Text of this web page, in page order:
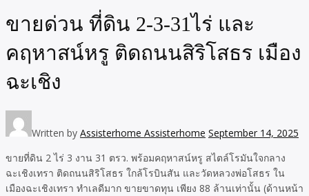
ขายด่วน ที่ดิน 2-3-31ไร่ และ
คฤหาสน์หรู ติดถนนสิริโสธร เมือง
ฉะเชิง
Written by Assisterhome Assisterhome September 14, 2025
ขายที่ดิน 2 ไร่ 3 งาน 31 ตรว. พร้อมคฤหาสน์หรู สไตล์โรมันใจกลาง
ฉะเชิงเทรา ติดถนนสิริโสธร ใกล้โรบินสัน และวัดหลวงพ่อโสธร ใน
เมืองฉะเชิงเทรา ทำเลดีมาก ขายขาดทุน เพียง 88 ล้านเท่านั้น (ด้านหน้า